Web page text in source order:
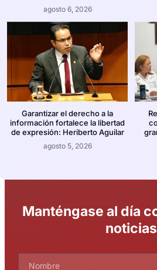
agosto 6, 2026
Garantizar el derecho a la
información fortalece la libertad
de expresión: Heriberto Aguilar
agosto 5, 2026
Manténgase al día
noticias